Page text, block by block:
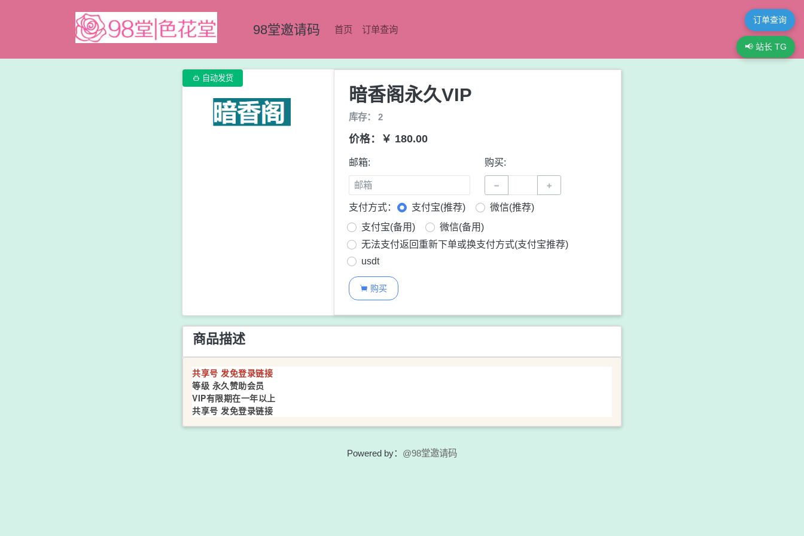
98堂邀请码 首页 订单查询
订单查询
📢 站长 TG
 自动发货
暗香阁永久VIP
库存： 2
价格：￥ 180.00
邮箱: 购买:
− +
支付方式： 支付宝(推荐)
微信(推荐)
支付宝(备用)
微信(备用)
无法支付返回重新下单或换支付方式(支付宝推荐)
usdt
 购买
商品描述
共享号 发免登录链接
等级 永久赞助会员
VIP有限期在一年以上
共享号 发免登录链接
Powered by： @98堂邀请码